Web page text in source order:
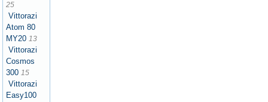
25
Vittorazi
Atom 80
MY20 13
Vittorazi
Cosmos
300 15
Vittorazi
Easy100